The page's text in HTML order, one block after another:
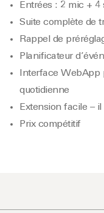
Entrées : 2 mic + 4
Suite complète de
Rappel de
Planificateur
Interface WebApp
quotidienne
Extension facile –
Prix compétitif